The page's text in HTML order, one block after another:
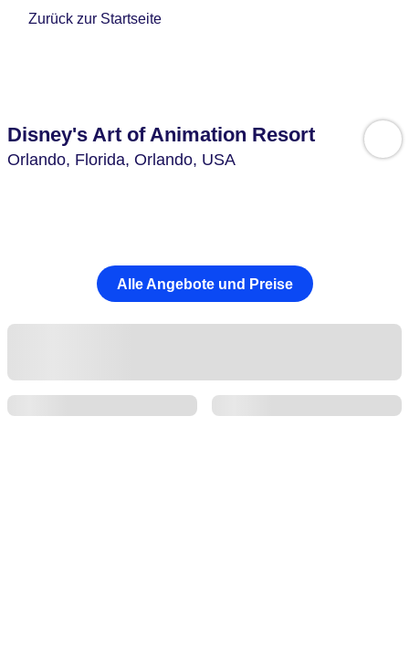
Zurück zur Startseite
Disney's Art of Animation Resort
Orlando, Florida, Orlando, USA
Alle Angebote und Preise